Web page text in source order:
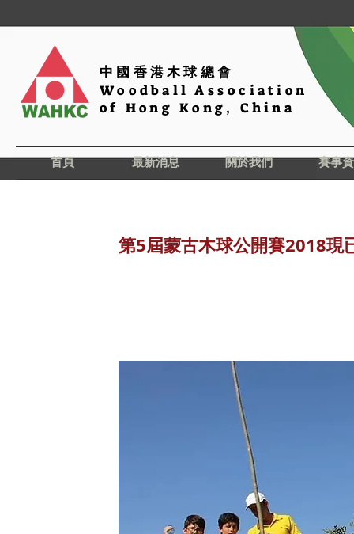
中國香港木球總會
Woodball Association
of Hong Kong, China
第5屆蒙古木球公開賽2018現
首頁 最新消息 關於我們 賽事